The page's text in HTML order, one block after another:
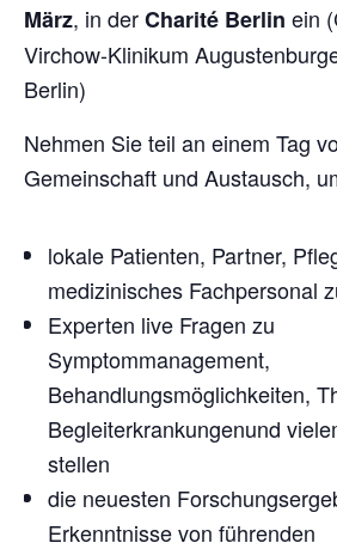
März, in derCharité Berlin ein
Virchow-Klinikum
Berlin)
Nehmen Sie teil an einem Tag
Gemeinschaft und Austausch,
lokale Patienten, Partner,
medizinisches Fachpersonal
Experten live Fragen zu
Symptommanagement,
Behandlungsmöglichkeiten,
Begleiterkrankungenund
stellen
die neuesten
Erkenntnisse von führenden